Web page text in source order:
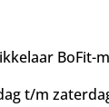
BoFit-
t/m